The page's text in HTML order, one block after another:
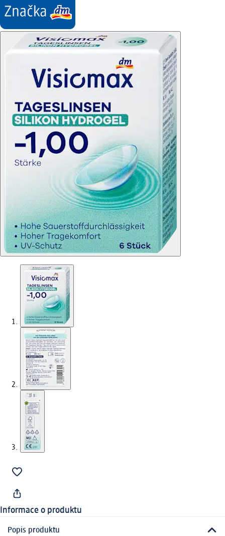
Informace o produktu
Popis produktu